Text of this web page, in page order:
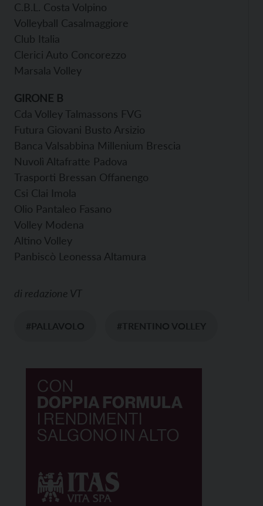
C.B.L. Costa Volpino
Volleyball Casalmaggiore
Club Italia
Clerici Auto Concorezzo
Marsala Volley
GIRONE B
Cda Volley Talmassons FVG
Futura Giovani Busto Arsizio
Banca Valsabbina Millenium Brescia
Nuvolì Altafratte Padova
Trasporti Bressan Offanengo
Csi Clai Imola
Olio Pantaleo Fasano
Volley Modena
Altino Volley
Panbiscò Leonessa Altamura
di redazione VT
#PALLAVOLO #TRENTINO VOLLEY